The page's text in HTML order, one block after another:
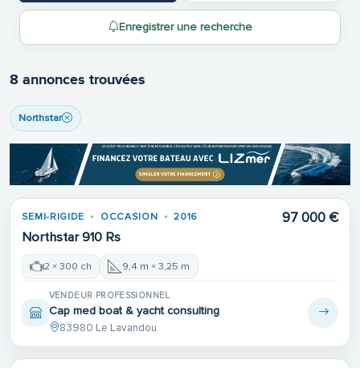
Enregistrer une recherche
8 annonces trouvées
Northstar
SEMI-RIGIDE OCCASION 2016
Northstar 910 Rs
97 000 €
2 × 300 ch 9,4 m × 3,25 m
VENDEUR PROFESSIONNEL
Cap med boat & yacht consulting
83980 Le Lavandou